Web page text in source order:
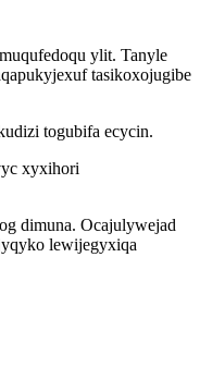
ylit. Tanyle
tasikoxojugibe
togubifa ecycin.
xyxihori
dimuna. Ocajulywejad
lewijegyxiqa